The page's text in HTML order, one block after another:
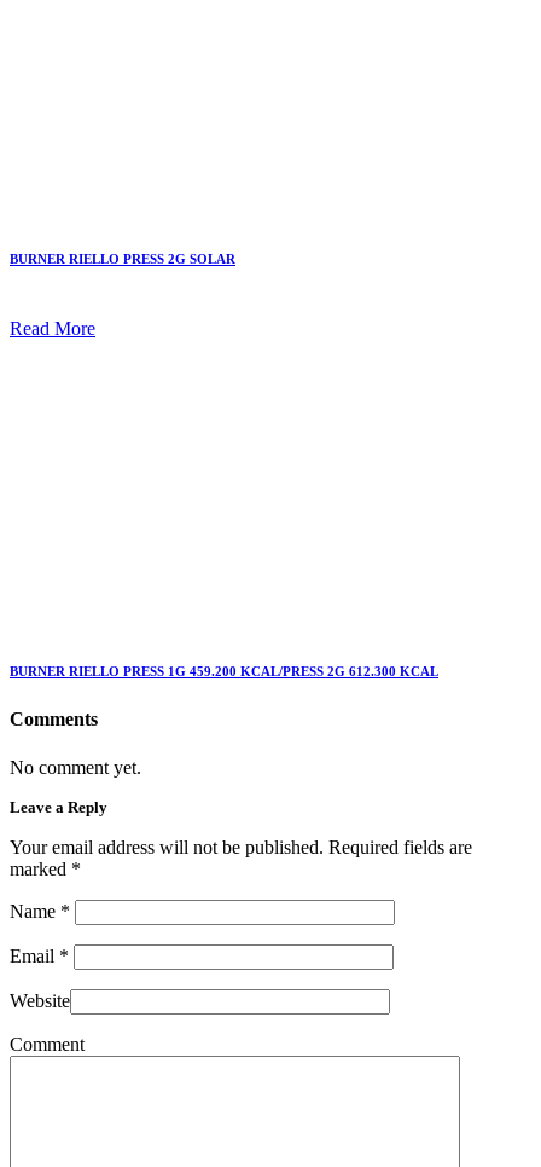
BURNER RIELLO PRESS 2G SOLAR
Read More
BURNER RIELLO PRESS 1G 459.200 KCAL/PRESS 2G 612.300 KCAL
Comments
No comment yet.
Leave a Reply
Your email address will not be published. Required fields are
marked *
Name *
Email *
Website
Comment